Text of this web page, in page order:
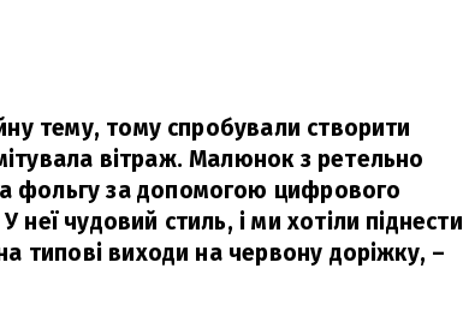
тему, тому спробували створити
вітраж. Малюнок з ретельно
фольгу за допомогою цифрового
чудовий стиль, і ми хотіли піднести
типові виходи на червону доріжку, –